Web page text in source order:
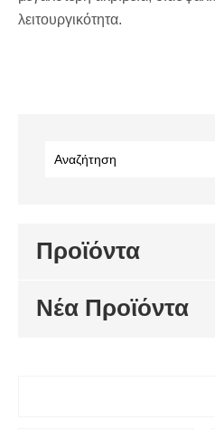
λειτουργικότητα.
Προϊόντα
Νέα Προϊόντα